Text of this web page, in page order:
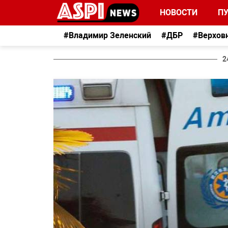
НОВОСТИ
#Владимир Зеленский #ДБР